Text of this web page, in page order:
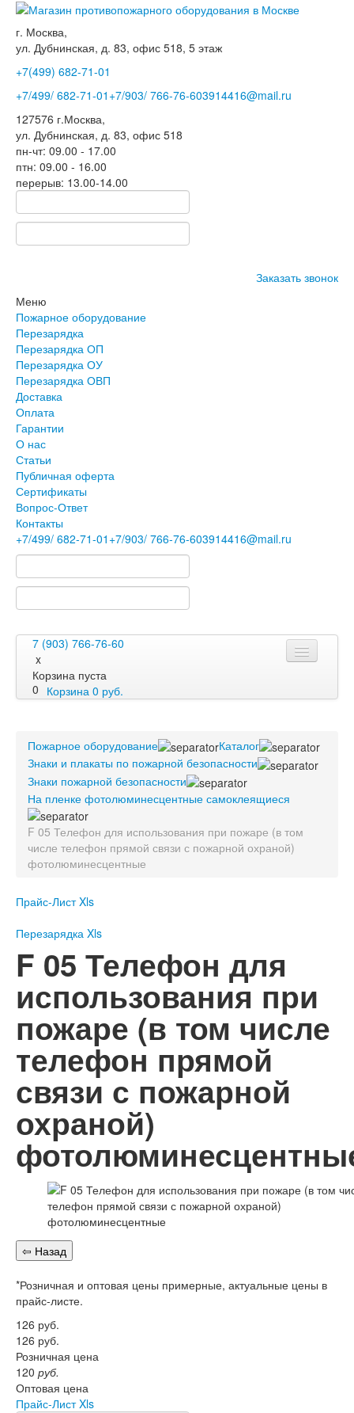
г. Москва,
ул. Дубнинская, д. 83, офис 518, 5 этаж
+7(499) 682-71-01
+7/499/ 682-71-01 +7/903/ 766-76-603914416@mail.ru
127576 г.Москва,
ул. Дубнинская, д. 83, офис 518
пн-чт: 09.00 - 17.00
птн: 09.00 - 16.00
перерыв: 13.00-14.00
Заказать звонок
Меню
Пожарное оборудование
Перезарядка
Перезарядка ОП
Перезарядка ОУ
Перезарядка ОВП
Доставка
Оплата
Гарантии
О нас
Статьи
Публичная оферта
Сертификаты
Вопрос-Ответ
Контакты
+7/499/ 682-71-01 +7/903/ 766-76-603914416@mail.ru
7 (903) 766-76-60
x
Корзина пуста
0 Корзина 0 руб.
Перезарядка
Перезарядка ОП
Перезарядка ОУ
Перезарядка ОВП
Доставка
Оплата
Статьи
Публичная оферта
Сертификаты
Вопрос-Ответ
Пожарное оборудование
Перезарядка
Перезарядка ОП
Перезарядка ОУ
Перезарядка ОВП
Доставка
Оплата
Гарантии
Статьи
Публичная оферта
Сертификаты
Контакты
Пожарное оборудование
Каталог
Знаки и плакаты по пожарной безопасности
Знаки пожарной безопасности
На пленке фотолюминесцентные самоклеящиеся
F 05 Телефон для использования при пожаре (в том
числе телефон прямой связи с пожарной охраной)
фотолюминесцентные
Прайс-Лист Xls
Перезарядка Xls
F 05 Телефон для
использования при
пожаре (в том числе
телефон прямой
связи с пожарной
охраной)
*Розничная и оптовая цены примерные, актуальные цены в
прайс-листе.
126 руб.
126 руб.
Розничная цена
120 руб.
Оптовая цена
Прайс-Лист Xls